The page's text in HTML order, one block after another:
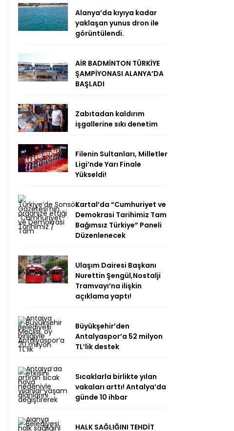
Alanya’da kıyıya kadar
yaklaşan yunus dron ile
görüntülendi.
AİR BADMİNTON TÜRKİYE
ŞAMPİYONASI ALANYA’DA
BAŞLADI
Zabıtadan kaldırım
işgallerine sıkı denetim
Filenin Sultanları, Milletler
Ligi’nde Yarı Finale
Yükseldi!
Kartal’da “Cumhuriyet ve
Demokrasi Tarihimiz Tam
Bağımsız Türkiye” Paneli
Düzenlenecek
Ulaşım Dairesi Başkanı
Nurettin Şengül,Nostalji
Tramvayı’na ilişkin
açıklama yaptı!
Büyükşehir’den
Antalyaspor’a 52 milyon
TL’lik destek
Sıcaklarla birlikte yılan
vakaları arttı! Antalya’da
günde 10 ihbar
HALK SAĞLIĞINI TEHDİT